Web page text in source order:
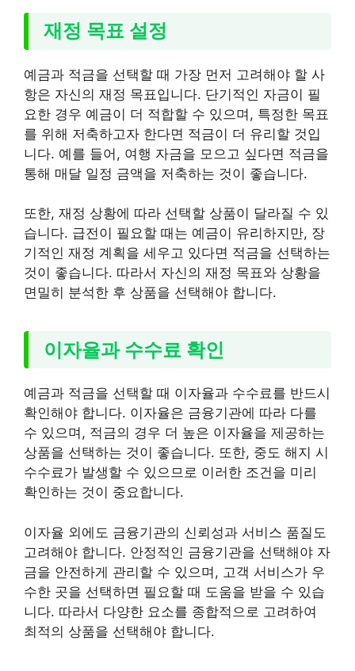
재정 목표 설정
예금과 적금을 선택할 때 가장 먼저 고려해야 할 사
항은 자신의 재정 목표입니다. 단기적인 자금이 필
요한 경우 예금이 더 적합할 수 있으며, 특정한 목표
를 위해 저축하고자 한다면 적금이 더 유리할 것입
니다. 예를 들어, 여행 자금을 모으고 싶다면 적금을
통해 매달 일정 금액을 저축하는 것이 좋습니다.
또한, 재정 상황에 따라 선택할 상품이 달라질 수 있
습니다. 급전이 필요할 때는 예금이 유리하지만, 장
기적인 재정 계획을 세우고 있다면 적금을 선택하는
것이 좋습니다. 따라서 자신의 재정 목표와 상황을
면밀히 분석한 후 상품을 선택해야 합니다.
이자율과 수수료 확인
예금과 적금을 선택할 때 이자율과 수수료를 반드시
확인해야 합니다. 이자율은 금융기관에 따라 다를
수 있으며, 적금의 경우 더 높은 이자율을 제공하는
상품을 선택하는 것이 좋습니다. 또한, 중도 해지 시
수수료가 발생할 수 있으므로 이러한 조건을 미리
확인하는 것이 중요합니다.
이자율 외에도 금융기관의 신뢰성과 서비스 품질도
고려해야 합니다. 안정적인 금융기관을 선택해야 자
금을 안전하게 관리할 수 있으며, 고객 서비스가 우
수한 곳을 선택하면 필요할 때 도움을 받을 수 있습
니다. 따라서 다양한 요소를 종합적으로 고려하여
최적의 상품을 선택해야 합니다.